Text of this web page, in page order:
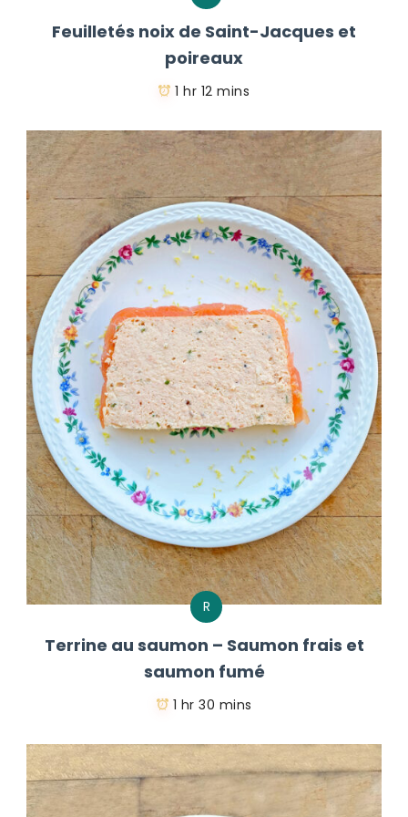
Feuilletés noix de Saint-Jacques et
poireaux
1 hr 12 mins
R
Terrine au saumon – Saumon frais et
saumon fumé
1 hr 30 mins